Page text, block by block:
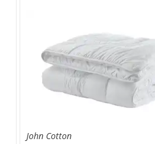
John Cotton